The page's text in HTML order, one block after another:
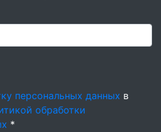
персональных данных в
обработки
*